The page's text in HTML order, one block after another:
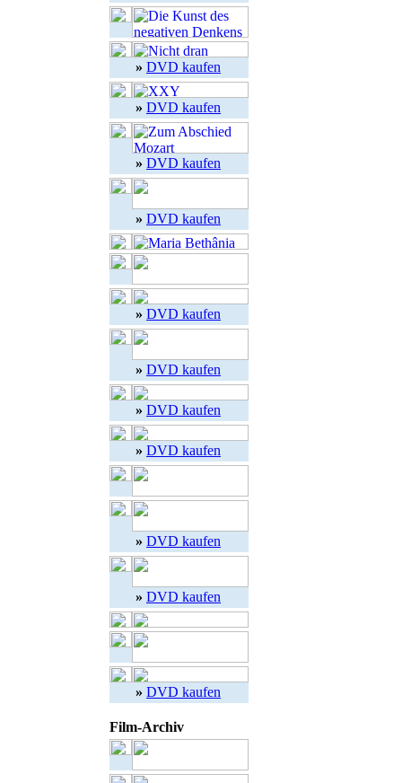
» DVD kaufen
» DVD kaufen
» DVD kaufen
» DVD kaufen
» DVD kaufen
» DVD kaufen
» DVD kaufen
» DVD kaufen
» DVD kaufen
» DVD kaufen
» DVD kaufen
Film-Archiv